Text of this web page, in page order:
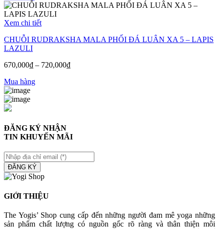
Xem chi tiết
CHUỖI RUDRAKSHA MALA PHỐI ĐÁ LUÂN XA 5 – LAPIS
LAZULI
670,000₫ – 720,000₫
Mua hàng
ĐĂNG KÝ NHẬN
TIN KHUYẾN MÃI
ĐĂNG KÝ
GIỚI THIỆU
The Yogis’ Shop cung cấp đến những người đam mê yoga những
sản phẩm chất lượng có nguồn gốc rõ ràng và thân thiện môi